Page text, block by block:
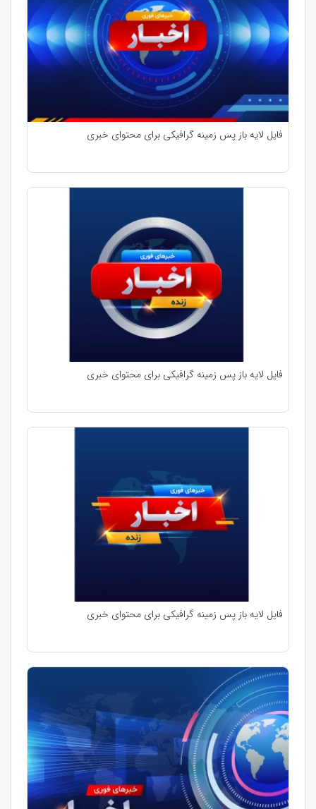
فایل لایه باز پس زمینه گرافیکی برای محتوای خبری
فایل لایه باز پس زمینه گرافیکی برای محتوای خبری
فایل لایه باز پس زمینه گرافیکی برای محتوای خبری